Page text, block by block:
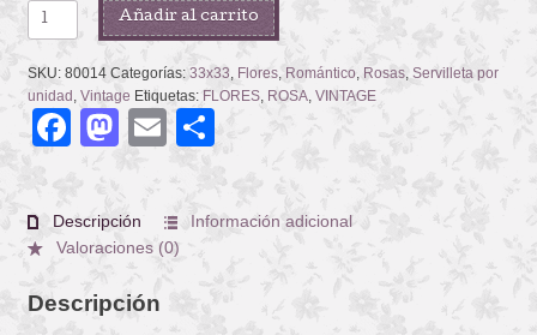
PINK
AND
WHITE
ROSES
cantidad
Añadir al carrito
SKU: 80014 Categorías: 33x33, Flores, Romántico, Rosas, Servilleta por
unidad , Vintage Etiquetas: FLORES, ROSA, VINTAGE
Facebook
Mastodon
Email
Descripción
Información adicional
Valoraciones (0)
Descripción